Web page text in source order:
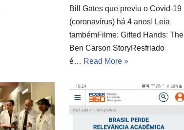
Bill Gates que previu o Covid-19
(coronavírus) há 4 anos! Leia
tambémFilme: Gifted Hands: The
Ben Carson StoryResfriado
é… Read More »